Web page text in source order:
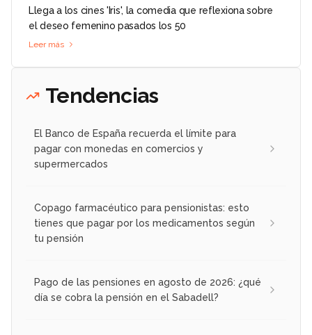
Llega a los cines 'Iris', la comedia que reflexiona sobre
el deseo femenino pasados los 50
Leer más
Tendencias
El Banco de España recuerda el límite para
pagar con monedas en comercios y
supermercados
Copago farmacéutico para pensionistas: esto
tienes que pagar por los medicamentos según
tu pensión
Pago de las pensiones en agosto de 2026: ¿qué
día se cobra la pensión en el Sabadell?